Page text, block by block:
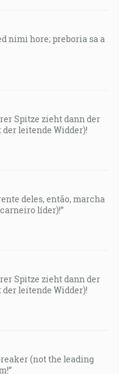
nimi hore; preboria sa a
Spitze zieht dann der
leitende Widder)!
deles, então, marcha
líder)!”
Spitze zieht dann der
leitende Widder)!
(not the leading